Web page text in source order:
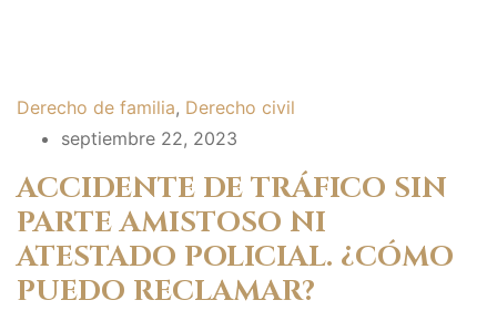
Derecho de familia, Derecho civil
septiembre 22, 2023
ACCIDENTE DE TRÁFICO SIN
PARTE AMISTOSO NI
ATESTADO POLICIAL. ¿CÓMO
PUEDO RECLAMAR?